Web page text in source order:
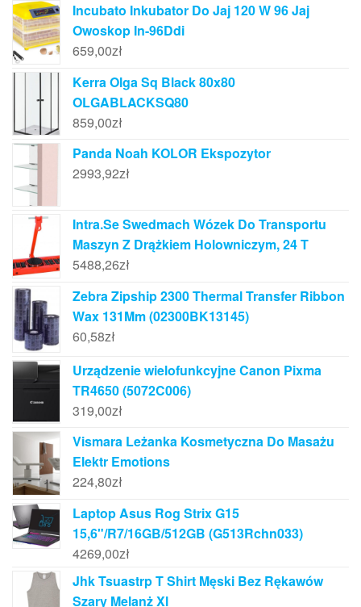
Incubato Inkubator Do Jaj 120 W 96 Jaj
Owoskop In-96Ddi
659,00zł
Kerra Olga Sq Black 80x80
OLGABLACKSQ80
859,00zł
Panda Noah KOLOR Ekspozytor
2993,92zł
Intra.Se Swedmach Wózek Do Transportu
Maszyn Z Drążkiem Holowniczym, 24 T
5488,26zł
Zebra Zipship 2300 Thermal Transfer Ribbon
Wax 131Mm (02300BK13145)
60,58zł
Urządzenie wielofunkcyjne Canon Pixma
TR4650 (5072C006)
319,00zł
Vismara Leżanka Kosmetyczna Do Masażu
Elektr Emotions
224,80zł
Laptop Asus Rog Strix G15
15,6"/R7/16GB/512GB (G513Rchn033)
4269,00zł
Jhk Tsuastrp T Shirt Męski Bez Rękawów
Szary Melanż Xl